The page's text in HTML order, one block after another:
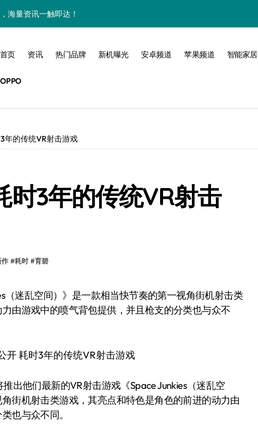
海量资讯一触即达！
抢先揭秘，速来围观！
机管家带你探新亮点
天！
籍曝光
新风尚，一手掌控未来！
首页 资讯 热门品牌 新机曝光 安卓频道 苹果频道 智能家居
OPPO
年的传统VR射击游戏
时3年的传统VR射击
作 #耗时 #育碧
由游戏中的喷气背包提供，并且枪支的分类也与众不
出他们最新的VR射击游戏《Space Junkies（迷乱空
街机射击类游戏，其亮点和特色是角色的前进的动力由
也与众不同。